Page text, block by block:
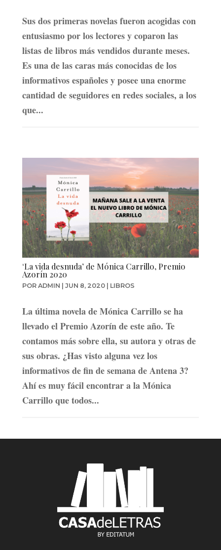
Sus dos primeras novelas fueron acogidas con
entusiasmo por los lectores y coparon las
listas de libros más vendidos durante meses.
Es una de las caras más conocidas de los
informativos españoles y posee una enorme
cantidad de seguidores en redes sociales, a los
que...
‘La vida desnuda’ de Mónica Carrillo, Premio
Azorín 2020
POR ADMIN | JUN 8, 2020| LIBROS
La última novela de Mónica Carrillo se ha
llevado el Premio Azorín de este año. Te
contamos más sobre ella, su autora y otras de
sus obras. ¿Has visto alguna vez los
informativos de fin de semana de Antena 3?
Ahí es muy fácil encontrar a la Mónica
Carrillo que todos...